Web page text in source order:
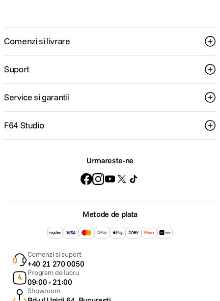
Comenzi si livrare
Suport
Service si garantii
F64 Studio
Urmareste-ne
Metode de plata
Comenzi si suport
+40 21 270 0050
Program de lucru
09:00 - 21:00
Showroom